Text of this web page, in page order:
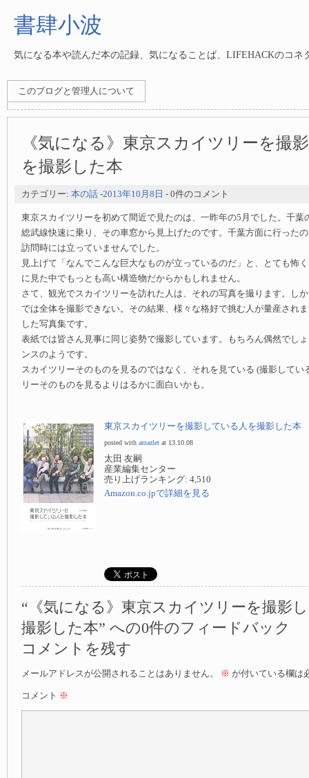
書肆小波
気になる本や読んだ本の記録、気になることば、LIFEHACKのコネ
このブログと管理人について
《気になる》東京スカイツリーを撮
を撮影した本
カテゴリー: 本の話 -2013年10月8日 - 0件のコメント
東京スカイツリーを初めて間近で見たのは、一昨年の5月でした。千葉
総武線快速に乗り、その車窓から見上げたのです。千葉方面に行った
訪問時には立っていませんでした。
見上げて「なんでこんな巨大なものが立っているのだ」と、とても怖
に見た中でもっとも高い構造物だからかもしれません。
さて、観光でスカイツリーを訪れた人は、それの写真を撮ります。し
では全体を撮影できない。その結果、様々な格好で挑む人が量産され
した写真集です。
表紙では皆さん見事に同じ姿勢で撮影しています。もちろん偶然でし
ンスのようです。
スカイツリーそのものを見るのではなく、それを見ている (撮影してい
リーそのものを見るよりはるかに面白いかも。
東京スカイツリーを撮影している人を撮影した本
posted with amazlet at 13.10.08
太田 友嗣
産業編集センター
売り上げランキング: 4,510
Amazon.co.jpで詳細を見る
“《気になる》東京スカイツリーを撮影
撮影した本” への0件のフィードバック
コメントを残す
メールアドレスが公開されることはありません。 ※ が付いている欄は
コメント ※